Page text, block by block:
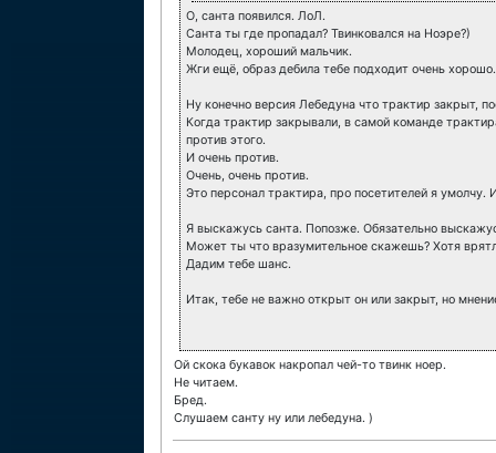
О, санта появился. ЛоЛ.
Санта ты где пропадал? Твинковался на Ноэре?)
Молодец, хороший мальчик.
Жги ещё, образ дебила тебе подходит очень
Ну конечно версия Лебедуна что трактир закрыт,
Когда трактир закрывали, в самой команде
против этого.
И очень против.
Очень, очень против.
Это персонал трактира, про посетителей я умолчу.
Я выскажусь санта. Попозже. Обязательно
Может ты что вразумительное скажешь? Хотя
Дадим тебе шанс.
Итак, тебе не важно открыт он или закрыт, но
Ой скока букавок накропал чей-то твинк ноер.
Не читаем.
Бред.
Слушаем санту ну или лебедуна. )